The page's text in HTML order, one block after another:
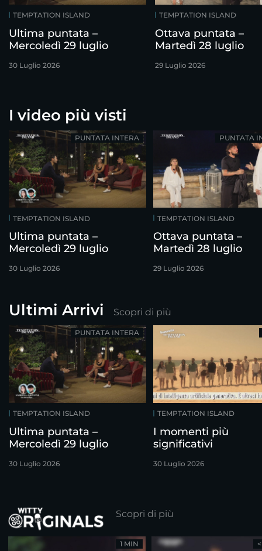
TEMPTATION ISLAND
Ultima puntata –
Mercoledì 29 luglio
30 Luglio 2026
TEMPTATION ISLAND
Ottava puntata –
Martedì 28 luglio
29 Luglio 2026
I video più visti
TEMPTATION ISLAND
Ultima puntata –
Mercoledì 29 luglio
30 Luglio 2026
PUNTATA INTERA
TEMPTATION ISLAND
Ottava puntata –
Martedì 28 luglio
29 Luglio 2026
PUNTATA
Ultimi Arrivi Scopri di più
TEMPTATION ISLAND
Ultima puntata –
Mercoledì 29 luglio
30 Luglio 2026
PUNTATA INTERA
TEMPTATION ISLAND
I momenti più
significativi
30 Luglio 2026
Scopri di più
1 MIN